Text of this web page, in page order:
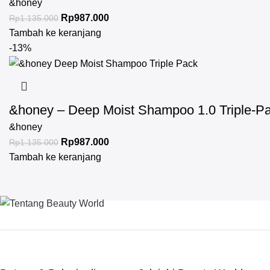
&honey
Rp1.135.000 Rp987.000
Tambah ke keranjang
-13%
&honey – Deep Moist Shampoo 1.0 Triple-
&honey
Rp1.135.000 Rp987.000
Tambah ke keranjang